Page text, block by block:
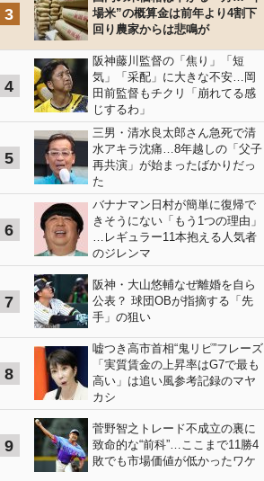
3
場米”の概算金は前年より4割下
回り農家からは悲鳴が
4
阪神藤川監督の「焦り」「短
気」「采配」に大きな不安…岡
田前監督もチクリ「崩れてる感
じするわ」
5
三男・清水良太郎さん急死で清
水アキラ沈痛…8年越しの「父子
再共演」が始まったばかりだっ
た
6
バナナマン日村が簡単に復帰で
きそうにない「もう1つの理由」
…レギュラー11本抱える人気者
のジレンマ
7
阪神・大山悠輔なぜ離婚を自ら
公表？ 球団OBが指摘する「先
手」の狙い
8
嘘つき高市首相“鬼リピ”フレーズ
「実質賃金の上昇率はG7で最も
高い」は追い風参考記録のマヤ
カシ
9
菅野智之トレード不成立の裏に
致命的な“前科”…ここまで11勝4
敗でも市場価値が低かったワケ